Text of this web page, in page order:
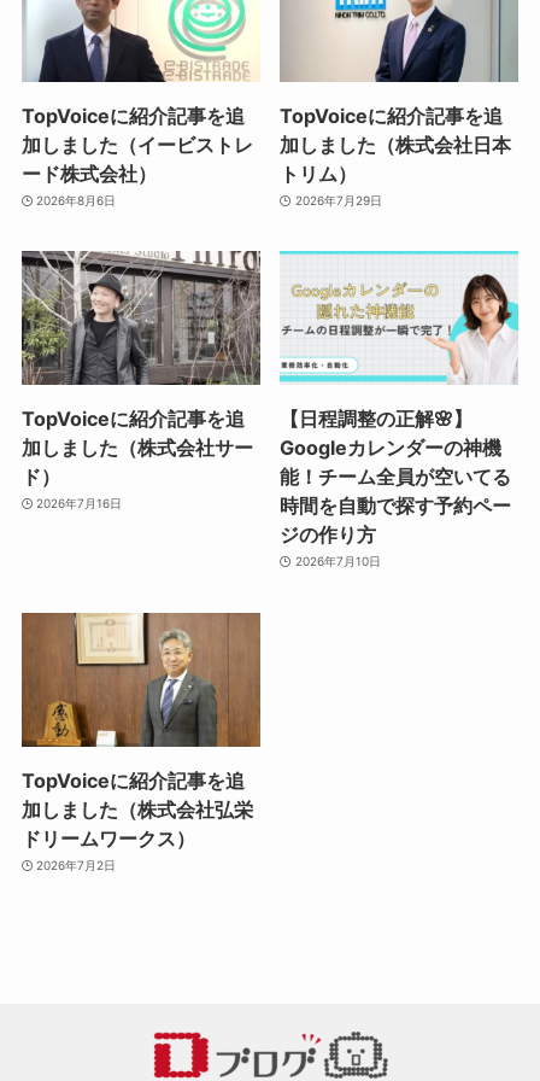
TopVoiceに紹介記事を追
加しました（イービストレ
ード株式会社）
2026年8月6日
TopVoiceに紹介記事を追
加しました（株式会社日本
トリム）
2026年7月29日
TopVoiceに紹介記事を追
加しました（株式会社サー
ド）
2026年7月16日
【日程調整の正解🌸】
Googleカレンダーの神機
能！チーム全員が空いてる
時間を自動で探す予約ペー
ジの作り方
2026年7月10日
TopVoiceに紹介記事を追
加しました（株式会社弘栄
ドリームワークス）
2026年7月2日